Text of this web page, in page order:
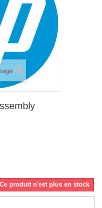
Ce produit n'est plus en stock